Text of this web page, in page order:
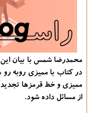
محمدرضا شمس با بیان این
در كتاب با ممیزی روبه رو
ممیزی و خط قرمزها
از مسائل داده شود.